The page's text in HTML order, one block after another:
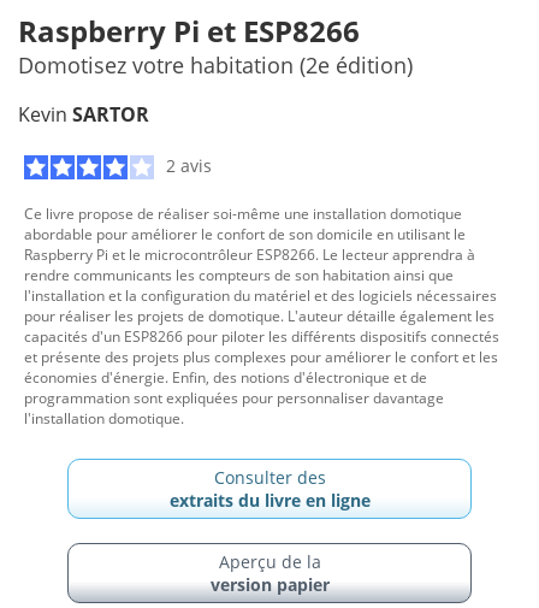
Raspberry Pi et ESP8266
Domotisez votre habitation (2e édition)
Kevin SARTOR
2 avis
Ce livre propose de réaliser soi-même une installation domotique
abordable pour améliorer le confort de son domicile en utilisant le
Raspberry Pi et le microcontrôleur ESP8266. Le lecteur apprendra à
rendre communicants les compteurs de son habitation ainsi que
l'installation et la configuration du matériel et des logiciels nécessaires
pour réaliser les projets de domotique. L'auteur détaille également les
capacités d'un ESP8266 pour piloter les différents dispositifs connectés
et présente des projets plus complexes pour améliorer le confort et les
économies d'énergie. Enfin, des notions d'électronique et de
programmation sont expliquées pour personnaliser davantage
l'installation domotique.
Consulter des
extraits du livre en ligne
Aperçu de la
version papier